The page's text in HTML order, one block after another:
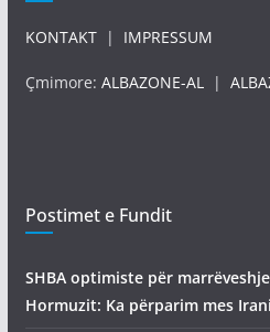
KONTAKT| IMPRESSUM
Çmimore: ALBAZONE-AL|
Postimet e Fundit
SHBA optimiste për
Hormuzit: Ka përparim mes